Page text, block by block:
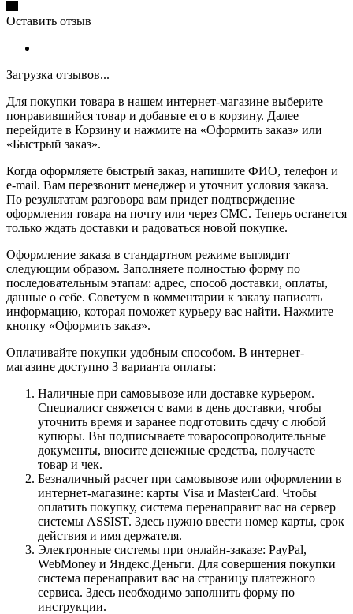
Оставить отзыв
Загрузка отзывов...
Для покупки товара в нашем интернет-магазине выберите
понравившийся товар и добавьте его в корзину. Далее
перейдите в Корзину и нажмите на «Оформить заказ» или
«Быстрый заказ».
Когда оформляете быстрый заказ, напишите ФИО, телефон и
e-mail. Вам перезвонит менеджер и уточнит условия заказа.
По результатам разговора вам придет подтверждение
оформления товара на почту или через СМС. Теперь останется
только ждать доставки и радоваться новой покупке.
Оформление заказа в стандартном режиме выглядит
следующим образом. Заполняете полностью форму по
последовательным этапам: адрес, способ доставки, оплаты,
данные о себе. Советуем в комментарии к заказу написать
информацию, которая поможет курьеру вас найти. Нажмите
кнопку «Оформить заказ».
Оплачивайте покупки удобным способом. В интернет-
магазине доступно 3 варианта оплаты:
Наличные при самовывозе или доставке курьером.
Специалист свяжется с вами в день доставки, чтобы
уточнить время и заранее подготовить сдачу с любой
купюры. Вы подписываете товаросопроводительные
документы, вносите денежные средства, получаете
товар и чек.
Безналичный расчет при самовывозе или оформлении в
интернет-магазине: карты Visa и MasterCard. Чтобы
оплатить покупку, система перенаправит вас на сервер
системы ASSIST. Здесь нужно ввести номер карты, срок
действия и имя держателя.
Электронные системы при онлайн-заказе: PayPal,
WebMoney и Яндекс.Деньги. Для совершения покупки
система перенаправит вас на страницу платежного
сервиса. Здесь необходимо заполнить форму по
инструкции.